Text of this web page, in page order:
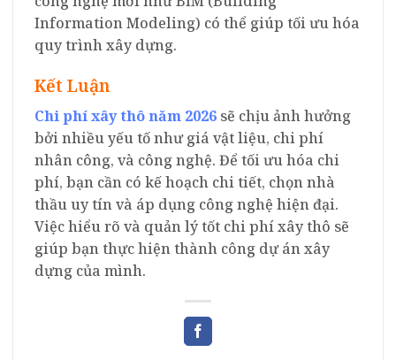
Information Modeling) có thể giúp tối ưu hóa
quy trình xây dựng.
Kết Luận
Chi phí xây thô năm 2026 sẽ chịu ảnh hưởng
bởi nhiều yếu tố như giá vật liệu, chi phí
nhân công, và công nghệ. Để tối ưu hóa chi
phí, bạn cần có kế hoạch chi tiết, chọn nhà
thầu uy tín và áp dụng công nghệ hiện đại.
Việc hiểu rõ và quản lý tốt chi phí xây thô sẽ
giúp bạn thực hiện thành công dự án xây
dựng của mình.